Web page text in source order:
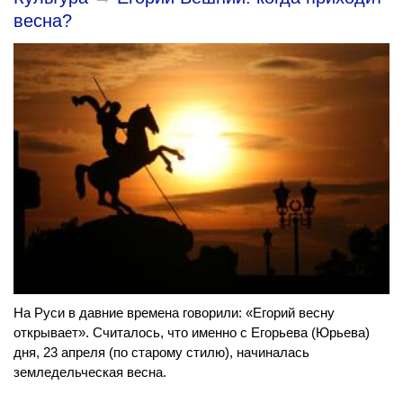
весна?
На Руси в давние времена говорили: «Егорий весну
открывает». Считалось, что именно с Егорьева (Юрьева)
дня, 23 апреля (по старому стилю), начиналась
земледельческая весна.